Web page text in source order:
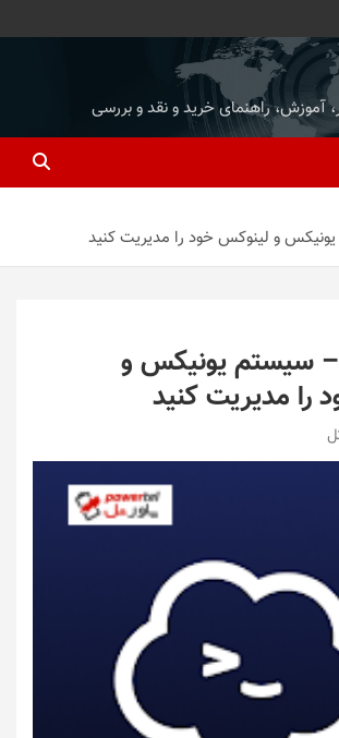
آموزش، راهنمای خرید و نقد و بررسی
و لینوکس خود را مدیریت کنید
سیستم یونیکس و
را مدیریت کنید